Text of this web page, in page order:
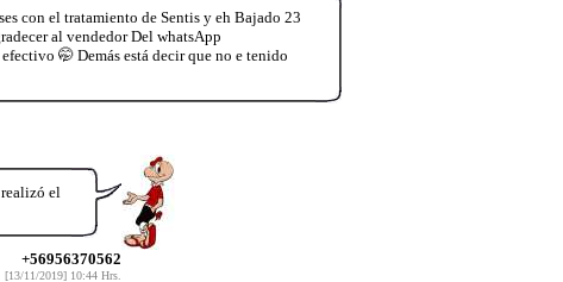
con el tratamiento de Sentis y eh Bajado 23
al vendedor Del whatsApp
🤭 Demás está decir que no e tenido
el
+56956370562
[13/11/2019] 10:44 Hrs.